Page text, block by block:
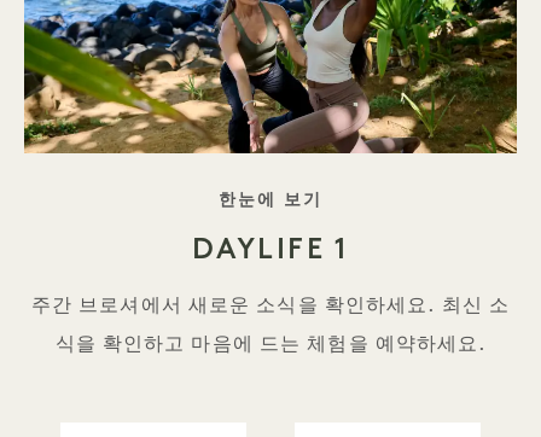
태그 라인
한눈에 보기
DAYLIFE 1
주간 브로셔에서 새로운 소식을 확인하세요. 최신 소
식을 확인하고 마음에 드는 체험을 예약하세요.